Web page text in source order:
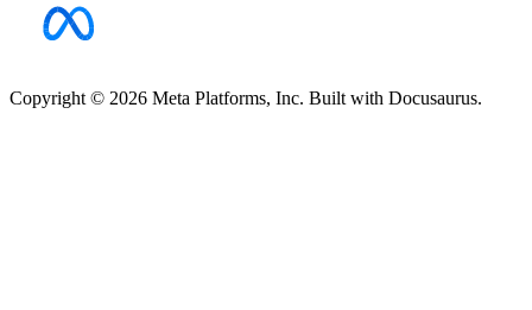
Copyright © 2026 Meta Platforms, Inc. Built with Docusaurus.